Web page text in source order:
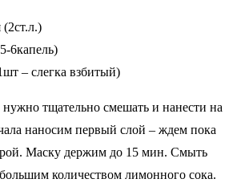
6капель)
– слегка взбитый)
тщательно смешать и нанести на
наносим первый слой – ждем пока
Маску держим до 15 мин. Смыть
количеством лимонного сока.